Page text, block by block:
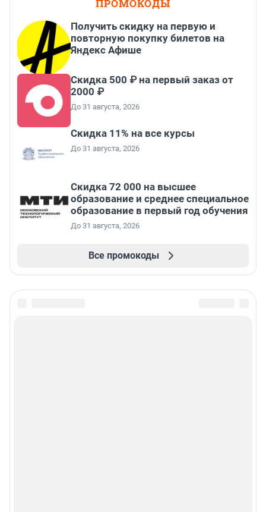
ПРОМОКОДЫ
Получить скидку на первую и
повторную покупку билетов на
Яндекс Афише
Скидка 500 ₽ на первый заказ от
2000 ₽
До 31 августа, 2026
Скидка 11% на все курсы
До 31 августа, 2026
Скидка 72 000 на высшее
образование и среднее специальное
образование в первый год обучения
До 31 августа, 2026
Все промокоды